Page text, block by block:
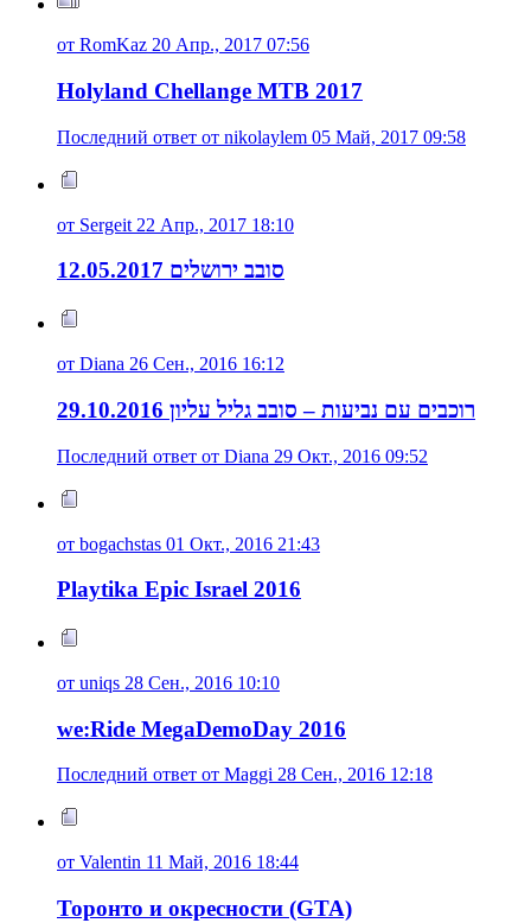
от RomKaz 20 Апр., 2017 07:56
Holyland Chellange MTB 2017
Последний ответ от nikolaylem 05 Май, 2017 09:58
от Sergeit 22 Апр., 2017 18:10
סובב ירושלים 12.05.2017
от Diana 26 Сен., 2016 16:12
רוכבים עם נביעות – סובב גליל עליון 29.10.2016
Последний ответ от Diana 29 Окт., 2016 09:52
от bogachstas 01 Окт., 2016 21:43
Playtika Epic Israel 2016
от uniqs 28 Сен., 2016 10:10
we:Ride MegaDemoDay 2016
Последний ответ от Maggi 28 Сен., 2016 12:18
от Valentin 11 Май, 2016 18:44
Торонто и окресности (GTA)